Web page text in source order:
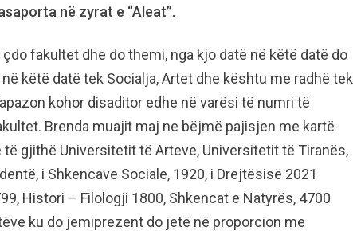
në zyrat e “Aleat”.
fakultet dhe do themi, nga kjo datë në këtë datë do
këtë datë tek Socialja, Artet dhe kështu me radhë tek
kohor disaditor edhe në varësi të numri të
Brenda muajit maj ne bëjmë pajisjen me kartë
gjithë Universitetit të Arteve, Universitetit të Tiranës,
i Shkencave Sociale, 1920, i Drejtësisë 2021
Histori – Filologji 1800, Shkencat e Natyrës, 4700
ku do jemiprezent do jetë në proporcion me